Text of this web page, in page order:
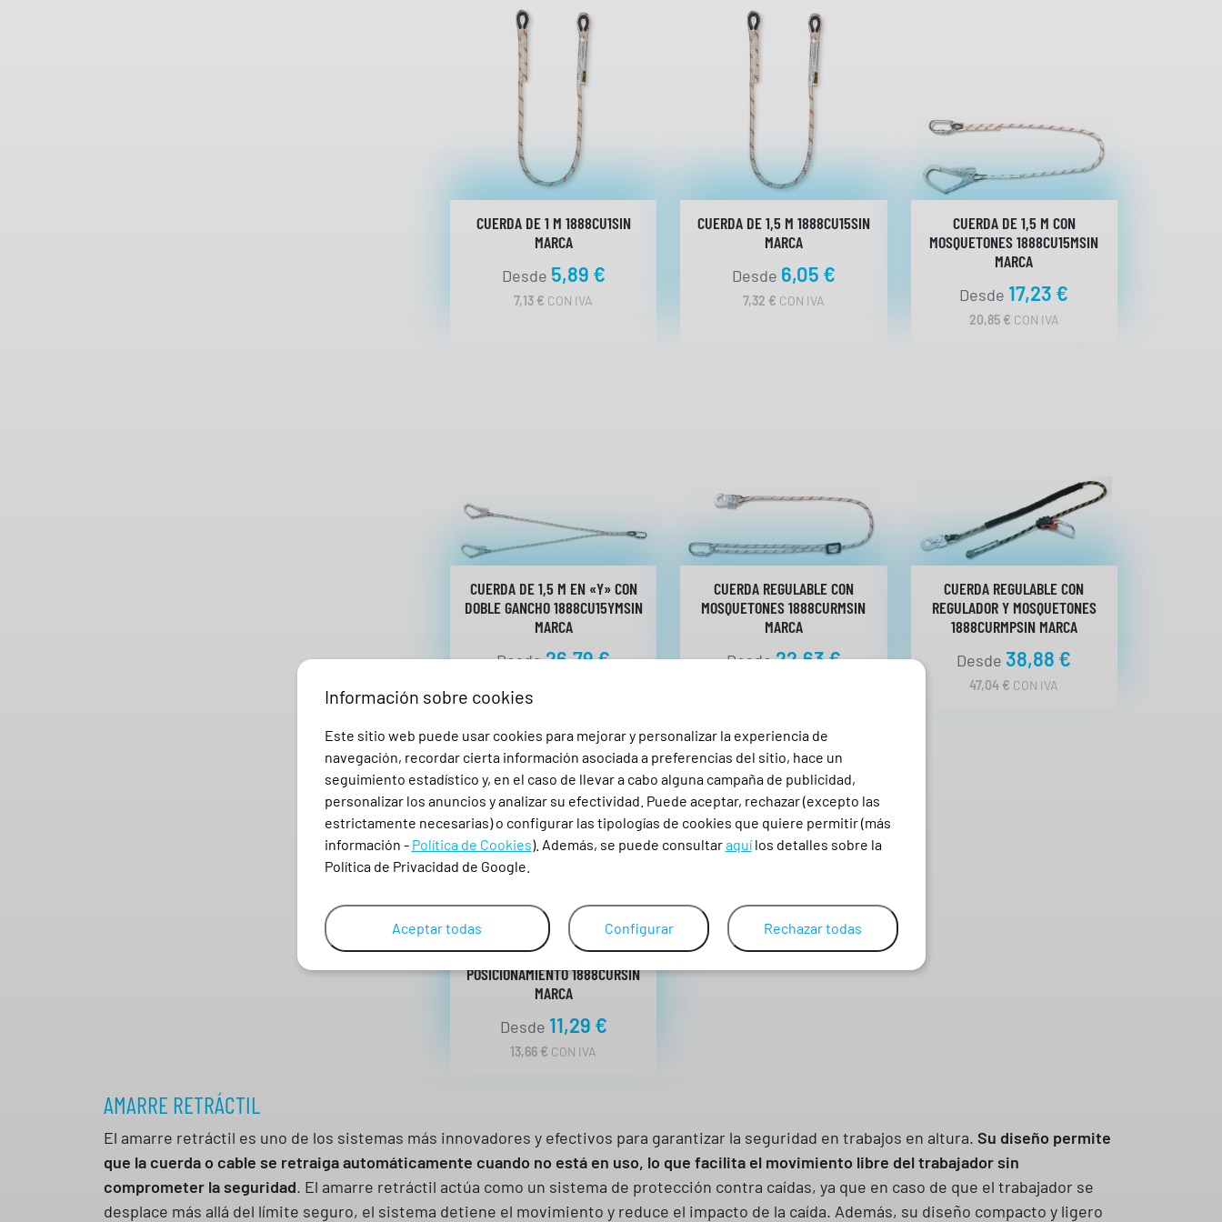
CUERDA DE 1 M 1888CU1SIN
MARCA
Desde 5,89 €
7,13 € CON IVA
CUERDA DE 1,5 M 1888CU15SIN
MARCA
Desde 6,05 €
7,32 € CON IVA
CUERDA DE 1,5 M CON
MOSQUETONES 1888CU15MSIN
MARCA
Desde 17,23 €
20,85 € CON IVA
CUERDA DE 1,5 M EN «Y» CON
DOBLE GANCHO 1888CU15YMSIN
MARCA
Desde26,79€
CUERDA REGULABLE CON
MOSQUETONES 1888CURMSIN
MARCA
Desde22,63€
CUERDA REGULABLE CON
REGULADOR Y MOSQUETONES
1888CURMPSIN MARCA
Desde 38,88 €
47,04 € CON IVA
CUERDA REGULABLE DE AMARRE Y
POSICIONAMIENTO 1888CURSIN
MARCA
Desde 11,29 €
13,66 € CON IVA
AMARRE RETRÁCTIL
El amarre retráctil es uno de los sistemas más innovadores y efectivos para garantizar la seguridad en trabajos en altura. Su diseño permite
que la cuerda o cable se retraiga automáticamente cuando no está en uso, lo que facilita el movimiento libre del trabajador sin
comprometer la seguridad. El amarre retráctil actúa como un sistema de protección contra caídas, ya que en caso de que el trabajador se
desplace más allá del límite seguro, el sistema detiene el movimiento y reduce el impacto de la caída. Además, su diseño compacto y ligero
Información sobre cookies
Este sitio web puede usar cookies para mejorar y personalizar la experiencia de
navegación, recordar cierta información asociada a preferencias del sitio, hace un
seguimiento estadístico y, en el caso de llevar a cabo alguna campaña de publicidad,
personalizar los anuncios y analizar su efectividad. Puede aceptar, rechazar (excepto las
estrictamente necesarias) o configurar las tipologías de cookies que quiere permitir (más
información - Política de Cookies). Además, se puede consultaraquílos detalles sobre la
Política de Privacidad de Google.
Aceptar todas Configurar Rechazar todas